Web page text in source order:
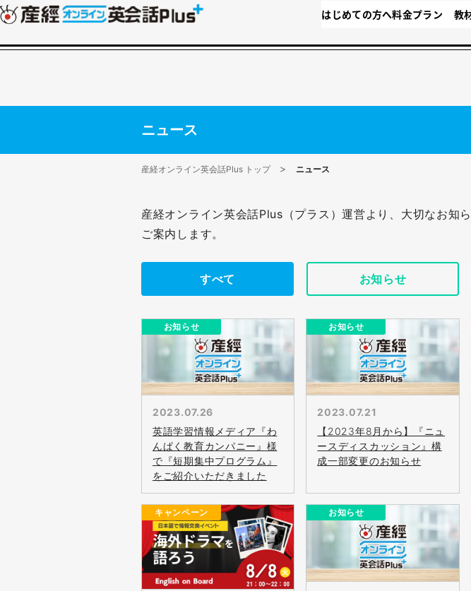
はじめての方へ料金プラン 教
ニュース
産経オンライン英会話Plus トップ ニュース
産経オンライン英会話Plus（プラス）運営より、大切なお知
ご案内します。
すべて お知らせ
お知らせ
2023.07.26
英語学習情報メディア『わ
んぱく教育カンパニー』様
で『短期集中プログラム』
をご紹介いただきました
お知らせ
2023.07.21
【2023年8月から】『ニュ
ースディスカッション』構
成一部変更のお知らせ
キャンペーン お知らせ